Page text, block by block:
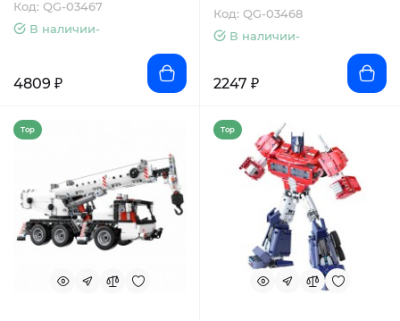
Код: QG-03467
В наличии-
4809 ₽
Код: QG-03468
В наличии-
2247 ₽
Top Top